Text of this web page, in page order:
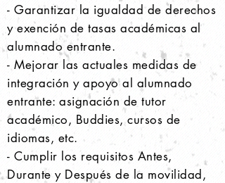
- Garantizar la igualdad de derechos
y exención de tasas académicas al
alumnado entrante.
- Mejorar las actuales medidas de
integración y apoyo al alumnado
entrante: asignación de tutor
académico, Buddies, cursos de
idiomas, etc.
- Cumplir los requisitos Antes,
Durante y Después de la movilidad,